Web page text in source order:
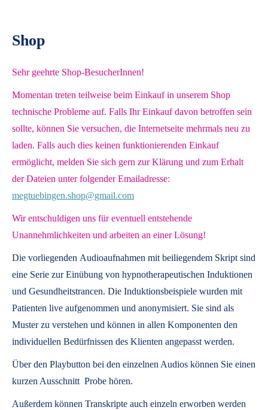
Shop
Sehr geehrte Shop-BesucherInnen!
Momentan treten teilweise beim Einkauf in unserem Shop
technische Probleme auf. Falls Ihr Einkauf davon betroffen sein
sollte, können Sie versuchen, die Internetseite mehrmals neu zu
laden. Falls auch dies keinen funktionierenden Einkauf
ermöglicht, melden Sie sich gern zur Klärung und zum Erhalt
der Dateien unter folgender Emailadresse:
megtuebingen.shop@gmail.com
Wir entschuldigen uns für eventuell entstehende
Unannehmlichkeiten und arbeiten an einer Lösung!
Die vorliegenden Audioaufnahmen mit beiliegendem Skript sind
eine Serie zur Einübung von hypnotherapeutischen Induktionen
und Gesundheitstrancen. Die Induktionsbeispiele wurden mit
Patienten live aufgenommen und anonymisiert. Sie sind als
Muster zu verstehen und können in allen Komponenten den
individuellen Bedürfnissen des Klienten angepasst werden.
Über den Playbutton bei den einzelnen Audios können Sie einen
kurzen Ausschnitt Probe hören.
Außerdem können Transkripte auch einzeln erworben werden